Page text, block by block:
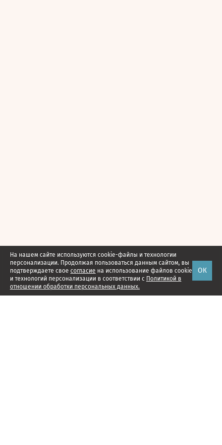
На нашем сайте используются cookie-файлы и технологии
персонализации. Продолжая пользоваться данным сайтом, вы
подтверждаете свое согласие на использование файлов cookie
и технологий персонализации в соответствии с Политикой в
отношении обработки персональных данных.
ОК